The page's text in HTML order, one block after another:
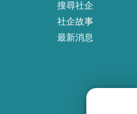
搜尋社企
社企故事
最新消息